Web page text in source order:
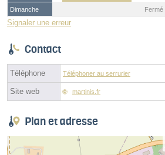
Dimanche
Fermé
Signaler une erreur
Contact
Téléphone Téléphoner au serrurier
Site web martinis.fr
Plan et adresse